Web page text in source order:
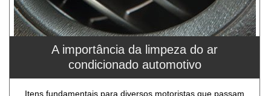
A importância da limpeza do ar
condicionado automotivo
Itens fundamentais para diversos motoristas que passam